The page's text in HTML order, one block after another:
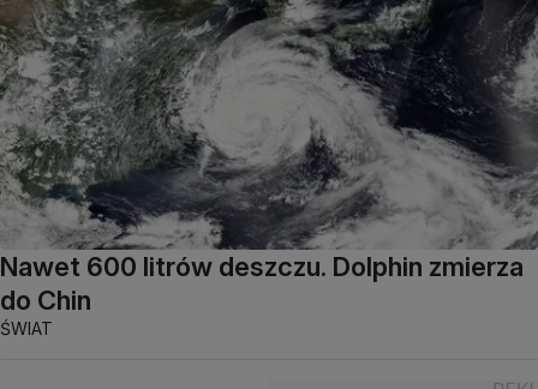
Nawet 600 litrów deszczu. Dolphin zmierza
do Chin
ŚWIAT